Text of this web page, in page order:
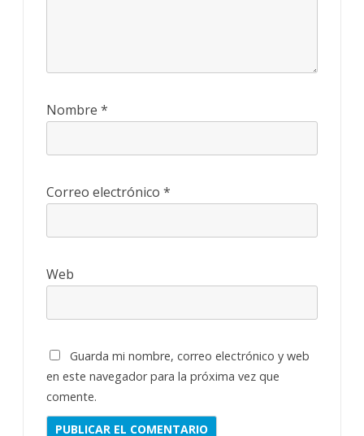
Nombre *
Correo electrónico *
Web
Guarda mi nombre, correo electrónico y web
en este navegador para la próxima vez que
comente.